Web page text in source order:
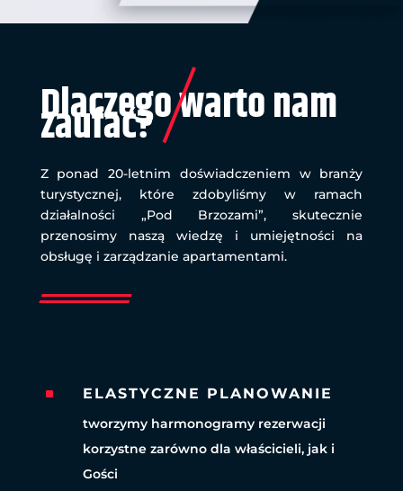
Dlaczego warto nam
zaufać?
Z ponad 20-letnim doświadczeniem w branży
turystycznej, które zdobyliśmy w ramach
działalności „Pod Brzozami”, skutecznie
przenosimy naszą wiedzę i umiejętności na
obsługę i zarządzanie apartamentami.
^ ELASTYCZNE PLANOWANIE
tworzymy harmonogramy rezerwacji
korzystne zarówno dla właścicieli, jak i
Gości